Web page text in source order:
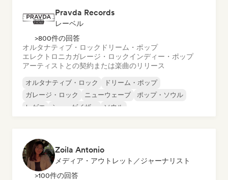
Pravda Records
レーベル
>800件の回答
オルタナティブ・ロック ドリーム・ポップ
エレクトロニカガレージ・ロックインディー・ポップ
アーティストとの契約または楽曲のリリース
オルタナティブ・ロック
ドリーム・ポップ
ガレージ・ロック
ニューウェーブ
ポップ・ソウル
レゲエ
シューゲイザー ソウル
Zoila Antonio
メディア・アウトレット／ジャーナリスト
>100件の回答